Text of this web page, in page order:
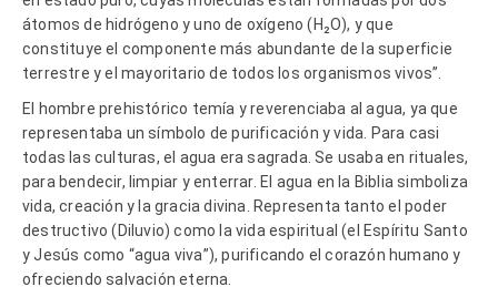
átomos de hidrógeno y uno de oxígeno (H₂O), y que
constituye el componente más abundante de la superficie
terrestre y el mayoritario de todos los organismos vivos”.
El hombre prehistórico temía y reverenciaba al agua, ya que
representaba un símbolo de purificación y vida. Para casi
todas las culturas, el agua era sagrada. Se usaba en rituales,
para bendecir, limpiar y enterrar. El agua en la Biblia simboliza
vida, creación y la gracia divina. Representa tanto el poder
destructivo (Diluvio) como la vida espiritual (el Espíritu Santo
y Jesús como “agua viva”), purificando el corazón humano y
ofreciendo salvación eterna.